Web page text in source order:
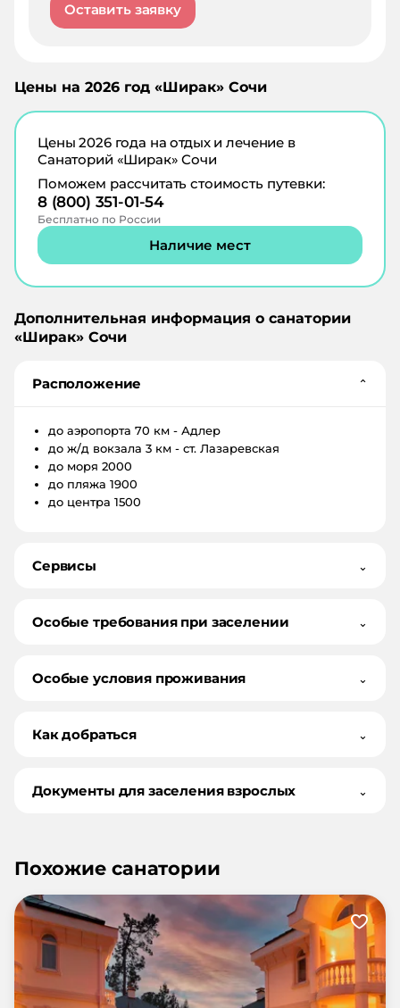
Оставить заявку
Цены на 2026 год «Ширак» Сочи
Цены2026года на отдых и лечение в
Санаторий «Ширак» Сочи
Поможем рассчитать стоимость путевки:
8 (800) 351-01-54
Бесплатно по России
Наличие мест
Дополнительная информация о санатории
«Ширак» Сочи
Расположение ⌄
до аэропорта 70 км - Адлер
до ж/д вокзала 3 км - ст. Лазаревская
до моря 2000
до пляжа 1900
до центра 1500
Сервисы ⌄
Особые требования при заселении ⌄
Особые условия проживания ⌄
Как добраться ⌄
Документы для заселения взрослых ⌄
Похожие санатории